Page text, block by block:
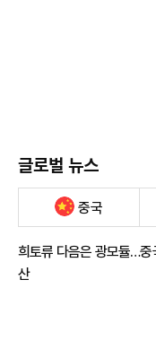
글로벌 뉴스
중국
희토류 다음은 광모듈…중
산